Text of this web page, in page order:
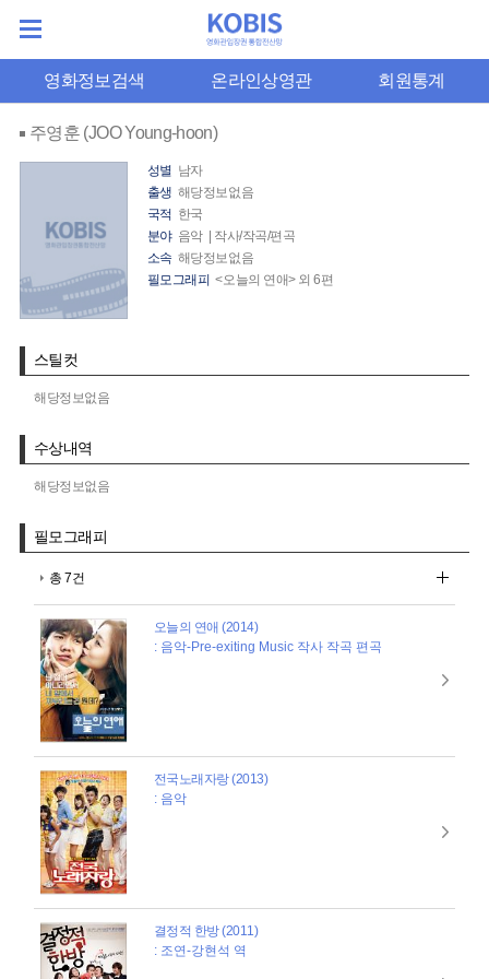
영화정보검색 온라인상영관 회원통계
주영훈 (JOO Young-hoon)
성별 남자
출생 해당정보없음
국적 한국
분야 음악 | 작사/작곡/편곡
소속 해당정보없음
필모그래피 <오늘의 연애> 외 6편
스틸컷
해당정보없음
수상내역
해당정보없음
필모그래피
총 7건
오늘의 연애 (2014)
: 음악-Pre-exiting Music 작사 작곡 편곡
전국노래자랑 (2013)
: 음악
결정적 한방 (2011)
: 조연-강현석 역